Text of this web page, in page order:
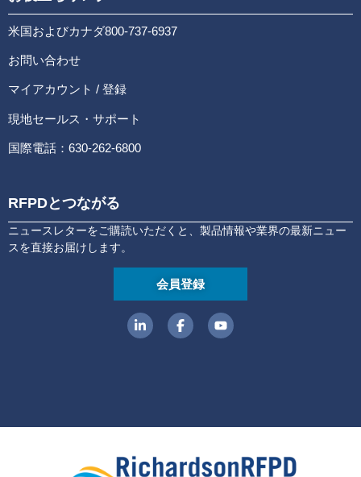
米国およびカナダ800-737-6937
お問い合わせ
マイアカウント / 登録
現地セールス・サポート
国際電話：630-262-6800
RFPDとつながる
ニュースレターをご購読いただくと、製品情報や業界の最新ニュー
スを直接お届けします。
会員登録